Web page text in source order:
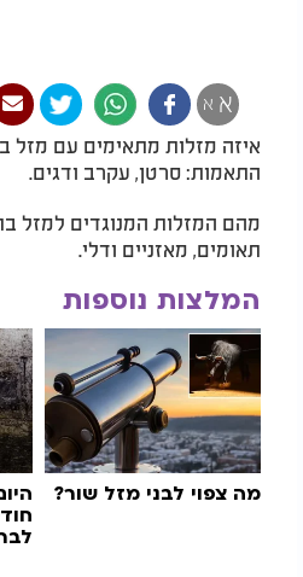
א א
איזה מזלות מתאימים עם מזל
התאמות: סרטן, עקרב ודגים.
מהם המזלות המנוגדים למזל
תאומים, מאזניים ודלי.
המלצות נוספות
מה צפוי לבני מזל שור?